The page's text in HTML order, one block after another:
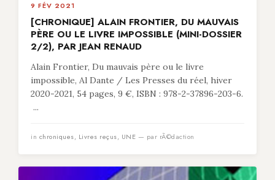
9 FÉV 2021
[CHRONIQUE] ALAIN FRONTIER, DU MAUVAIS
PÈRE OU LE LIVRE IMPOSSIBLE (MINI-DOSSIER
2/2), PAR JEAN RENAUD
Alain Frontier, Du mauvais père ou le livre
impossible, Al Dante / Les Presses du réel, hiver
2020-2021, 54 pages, 9 €, ISBN : 978-2-37896-203-6.
...
in chroniques, Livres reçus, UNE — par rÃ©daction